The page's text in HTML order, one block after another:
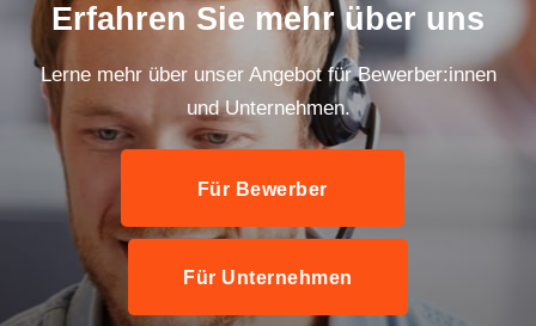
Erfahren Sie mehr über uns
Lerne mehr über unser Angebot für Bewerber:innen
und Unternehmen.
Für Bewerber
Für Unternehmen